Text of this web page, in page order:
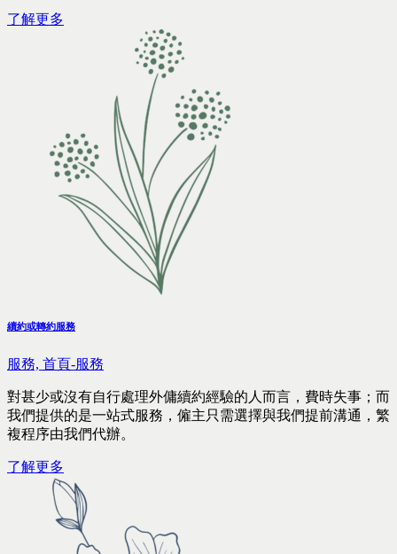
了解更多
續約或轉約服務
服務, 首頁-服務
對甚少或沒有自行處理外傭續約經驗的人而言，費時失事；而
我們提供的是一站式服務，僱主只需選擇與我們提前溝通，繁
複程序由我們代辦。
了解更多